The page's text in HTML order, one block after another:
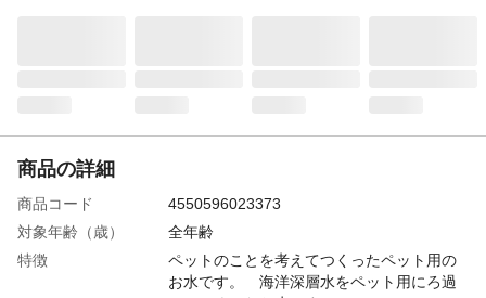
商品の詳細
商品コード
4550596023373
対象年齢（歳）
全年齢
特徴
ペットのことを考えてつくったペット用の
お水です。 海洋深層水をペット用にろ過